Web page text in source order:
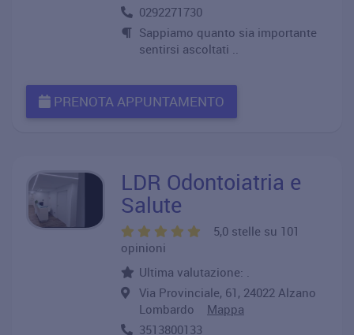
0292271730
Sappiamo quanto sia importante
sentirsi ascoltati ..
PRENOTA APPUNTAMENTO
LDR Odontoiatria e
Salute
5,0 stelle su 101
opinioni
Ultima valutazione: .
Via Provinciale, 61, 24022 Alzano
Lombardo Mappa
3513800133